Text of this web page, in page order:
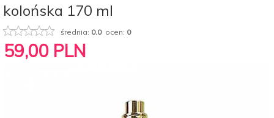
kolońska 170 ml
średnia: 0.0ocen: 0
59,00 PLN